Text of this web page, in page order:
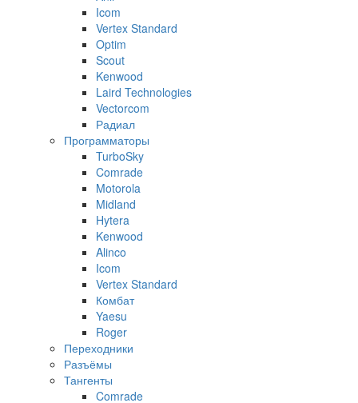
Icom
Vertex Standard
Optim
Scout
Kenwood
Laird Technologies
Vectorcom
Радиал
Программаторы
TurboSky
Comrade
Motorola
Midland
Hytera
Kenwood
Alinco
Icom
Vertex Standard
Комбат
Yaesu
Roger
Переходники
Разъёмы
Тангенты
Comrade